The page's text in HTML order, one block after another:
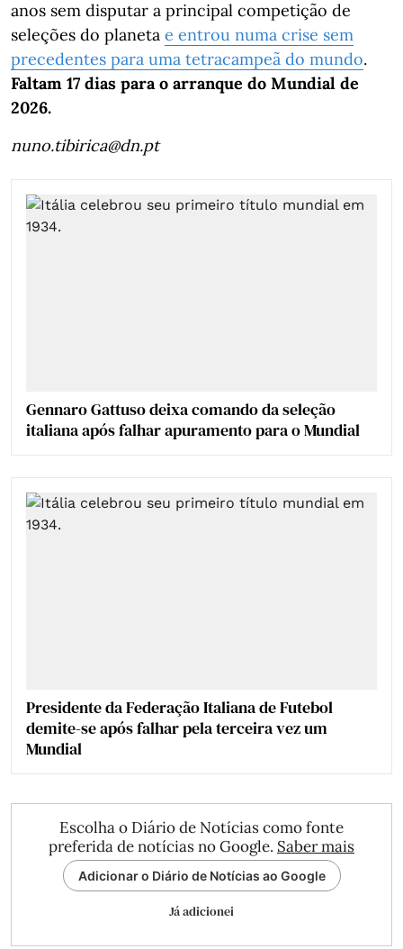
anos sem disputar a principal competição de
seleções do planeta e entrou numa crise sem
precedentes para uma tetracampeã do mundo.
Faltam 17 dias para o arranque do Mundial de
2026.
nuno.tibirica@dn.pt
Gennaro Gattuso deixa comando da seleção
italiana após falhar apuramento para o Mundial
Presidente da Federação Italiana de Futebol
demite-se após falhar pela terceira vez um
Mundial
Escolha o Diário de Notícias como fonte
preferida de notícias no Google. Saber mais
Adicionar o Diário de Notícias ao Google
Já adicionei